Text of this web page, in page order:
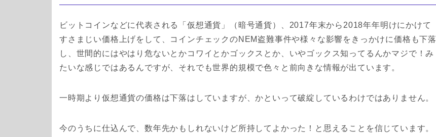
ビットコインなどに代表される「 仮想通貨 」（暗号通貨）、2017年末から2018年年明けにかけて
すさまじい価格上げをして、コインチェックのNEM盗難事件や様々な影響をきっかけに価格も下落
し、世間的にはやはり危ないとかコワイとかゴックスとか、いやゴックス知ってるんかマジで！み
たいな感じではあるんですが、それでも世界的規模で色々と前向きな情報が出ています。
一時期より仮想通貨の価格は下落はしていますが、かといって破綻しているわけではありません。
今のうちに仕込んで、数年先かもしれないけど所持してよかった！と思えることを信じています。